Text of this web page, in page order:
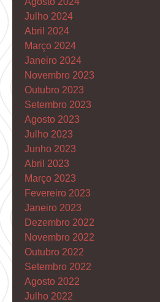
Julho 2024
Abril 2024
Março 2024
Janeiro 2024
Novembro 2023
Outubro 2023
Setembro 2023
Agosto 2023
Julho 2023
Junho 2023
Abril 2023
Março 2023
Fevereiro 2023
Janeiro 2023
Dezembro 2022
Novembro 2022
Outubro 2022
Setembro 2022
Agosto 2022
Julho 2022